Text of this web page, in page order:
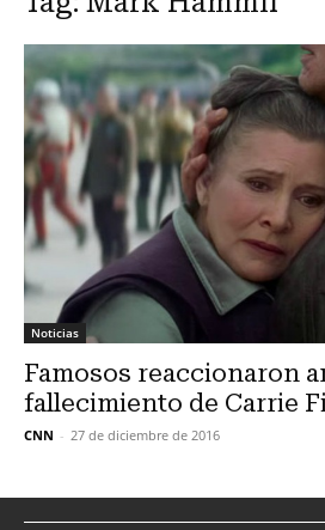
Noticias
Famosos reaccionaron
fallecimiento de Carrie
CNN - 27 de diciembre de 2016